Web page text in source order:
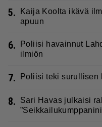
5.
Kaija Koolta ikävä
apuun
6.
Poliisi havainnut
ilmiön
7. Poliisi teki surullisen
8.
Sari Havas julkaisi